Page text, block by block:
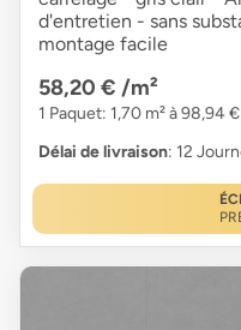
d'entretien - sans
montage facile
58,20 € /m²
1 Paquet: 1,70 m² à 98,94 €
Délai de livraison: 12